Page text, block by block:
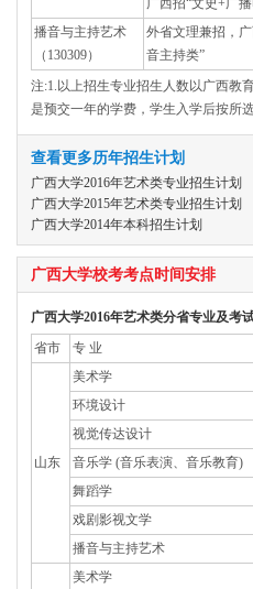
广西招“文史+广
播音与主持艺术
（130309）
外省文理兼招，
音主持类”
注:1.以上招生专业招生人数以广西教
是预交一年的学费，学生入学后按所
查看更多历年招生计划
广西大学2016年艺术类专业招生计划
广西大学2015年艺术类专业招生计划
广西大学2014年本科招生计划
广西大学校考考点时间安排
广西大学2016年艺术类分省专业及考
省市
专 业
山东
美术学
环境设计
视觉传达设计
音乐学 (音乐表演、音乐教育)
舞蹈学
戏剧影视文学
播音与主持艺术
美术学